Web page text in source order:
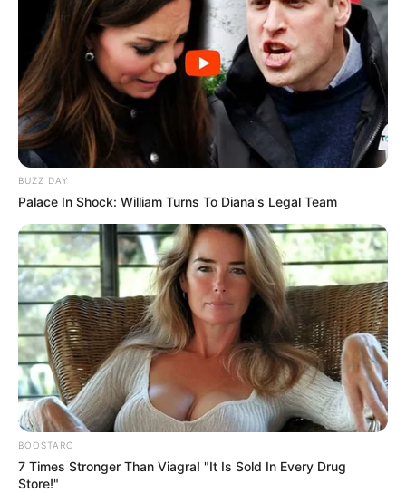
BUZZ DAY
Palace In Shock: William Turns To Diana's Legal Team
BOOSTARO
7 Times Stronger Than Viagra! "It Is Sold In Every Drug
Store!"